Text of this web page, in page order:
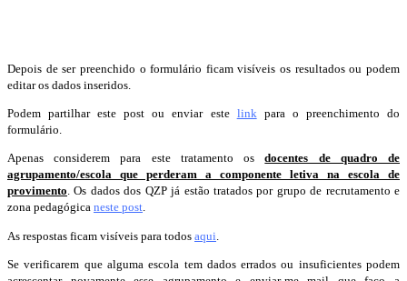
Depois de ser preenchido o formulário ficam visíveis os resultados ou podem
editar os dados inseridos.
Podem partilhar este post ou enviar este linkpara o preenchimento do
formulário.
Apenas considerem para este tratamento osdocentes de quadro de
agrupamento/escola que perderam a componente letiva na escola de
provimento. Os dados dos QZP já estão tratados por grupo de recrutamento e
zona pedagógica neste post.
As respostas ficam visíveis para todos aqui
Se verificarem que alguma escola tem dados errados ou insuficientes podem